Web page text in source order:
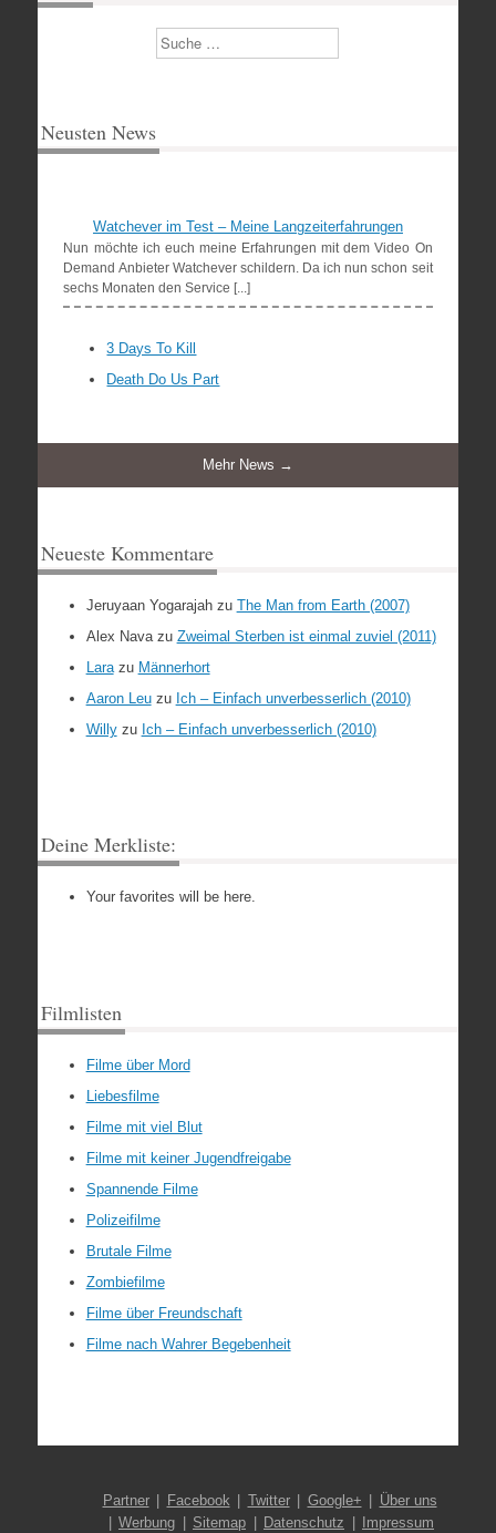
Suchen
Neusten News
Watchever im Test – Meine Langzeiterfahrungen
Nun möchte ich euch meine Erfahrungen mit dem Video On
Demand Anbieter Watchever schildern. Da ich nun schon seit
sechs Monaten den Service [...]
3 Days To Kill
Death Do Us Part
Mehr News →
Neueste Kommentare
Jeruyaan Yogarajahzu The Man from Earth (2007)
Alex Navazu Zweimal Sterben ist einmal zuviel (2011)
Larazu Männerhort
Aaron Leuzu Ich – Einfach unverbesserlich (2010)
Willyzu Ich – Einfach unverbesserlich (2010)
Deine Merkliste:
Your favorites will be here.
Filmlisten
Filme über Mord
Liebesfilme
Filme mit viel Blut
Filme mit keiner Jugendfreigabe
Spannende Filme
Polizeifilme
Brutale Filme
Zombiefilme
Filme über Freundschaft
Filme nach Wahrer Begebenheit
Partner Facebook Twitter Google+
Über uns
Werbung
Sitemap Datenschutz Impressum